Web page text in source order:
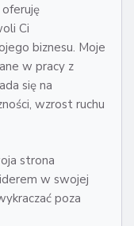
Ci
biznesu. Moje
w pracy z
się na
wzrost ruchu
strona
w swojej
poza